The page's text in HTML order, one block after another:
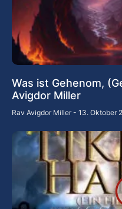
Was ist Gehenom,
Avigdor Miller
Rav Avigdor Miller 13. Oktober